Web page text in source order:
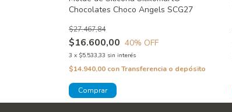
Chocolates Choco Angels SCG27
$16.600,00
$27.467,84
40% OFF
3 x $5.533,33 sin interés
$14.940,00 conTransferencia o depósito